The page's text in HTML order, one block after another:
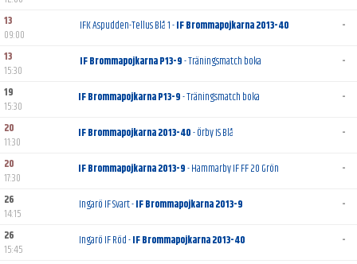
13
09:00
IFK Aspudden-Tellus Blå 1 -IF Brommapojkarna 2013-40
-
13
15:30
IF Brommapojkarna P13-9- Träningsmatch boka
-
19
15:30
IF Brommapojkarna P13-9- Träningsmatch boka
-
20
11:30
IF Brommapojkarna 2013-40- Örby IS Blå
-
20
17:30
IF Brommapojkarna 2013-9- Hammarby IF FF 20 Grön
-
26
14:15
Ingarö IF Svart -IF Brommapojkarna 2013-9
-
26
15:45
Ingarö IF Röd -IF Brommapojkarna 2013-40 -